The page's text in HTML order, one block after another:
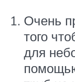
Очень
того
для